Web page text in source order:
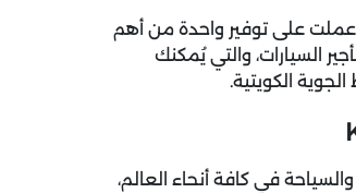
عملت على توفير واحدة من أهم
السيارات، والتي يُمكنك
في كافة أنحاء العالم،